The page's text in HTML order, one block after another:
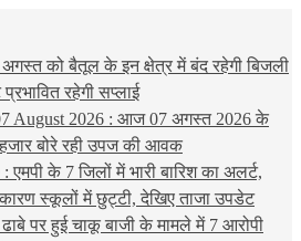
को बैतूल के इन क्षेत्र में बंद रहेगी बिजली
रहेगी सप्लाई
August 2026 : आज 07 अगस्त 2026 के
बोरे रही उपज की आवक
एमपी के 7 जिलों में भारी बारिश का अलर्ट,
स्कूलों में छुट्टी, देखिए ताजा उपडेट
पर हुई चाकू बाजी के मामले में 7 आरोपी